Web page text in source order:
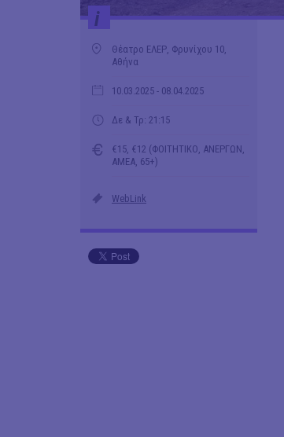
i
Θέατρο ΕΛΕΡ, Φρυνίχου 10,
Αθήνα
10.03.2025 - 08.04.2025
Δε & Τρ: 21:15
€15, €12 (ΦΟΙΤΗΤΙΚΟ, ΑΝΕΡΓΩΝ,
ΑΜΕΑ, 65+)
WebLink